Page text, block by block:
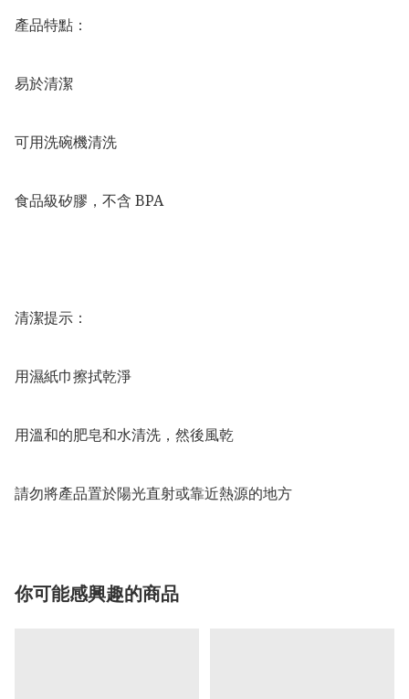
產品特點：
易於清潔
可用洗碗機清洗
食品級矽膠，不含 BPA
清潔提示：
用濕紙巾擦拭乾淨
用溫和的肥皂和水清洗，然後風乾
請勿將產品置於陽光直射或靠近熱源的地方
你可能感興趣的商品